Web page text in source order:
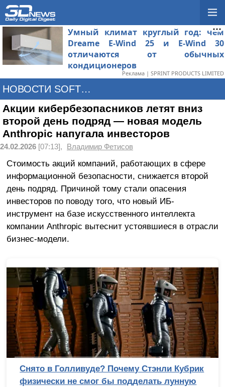
Умный климат круглый год: чем
Dreame E-Wind 25 и E-Wind 30
отличаются от обычных
кондиционеров
Реклама | SPRINT PRODUCTS LIMITED
НОВОСТИ SOFTWARE
Акции кибербезопасников летят вниз
второй день подряд — новая модель
Anthropic напугала инвесторов
24.02.2026 [07:13], Владимир Фетисов
Стоимость акций компаний, работающих в сфере
информационной безопасности, снижается второй
день подряд. Причиной тому стали опасения
инвесторов по поводу того, что новый ИБ-
инструмент на базе искусственного интеллекта
компании Anthropic вытеснит устоявшиеся в отрасли
бизнес-модели.
Снято в Голливуде? Почему Стэнли Кубрик
физически не смог бы подделать лунную